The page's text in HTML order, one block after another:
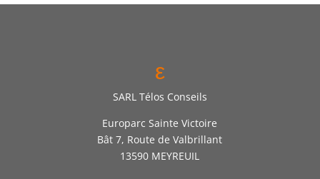
ε
SARL Télos Conseils
Europarc Sainte Victoire
Bât 7, Route de Valbrillant
13590 MEYREUIL